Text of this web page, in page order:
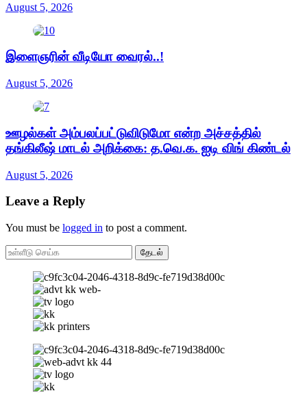
August 5, 2026
இளைஞரின் வீடியோ வைரல்..!
August 5, 2026
ஊழல்கள் அம்பலப்பட்டுவிடுமோ என்ற அச்சத்தில்
தங்கிலீஷ் மாடல் அறிக்கை: த.வெ.க. ஐடி விங் கிண்டல்
August 5, 2026
Leave a Reply
You must be logged in to post a comment.
தேடல்